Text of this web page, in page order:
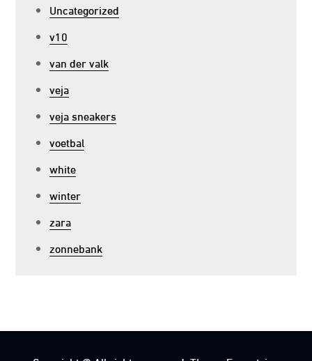
Uncategorized
v10
van der valk
veja
veja sneakers
voetbal
white
winter
zara
zonnebank